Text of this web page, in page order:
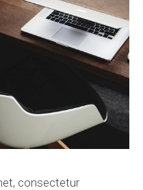
consectetur